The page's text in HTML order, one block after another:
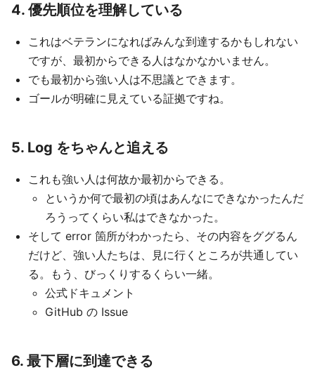
4. 優先順位を理解している
これはベテランになればみんな到達するかもしれない
ですが、最初からできる人はなかなかいません。
でも最初から強い人は不思議とできます。
ゴールが明確に見えている証拠ですね。
5. Log をちゃんと追える
これも強い人は何故か最初からできる。
というか何で最初の頃はあんなにできなかったんだ
ろうってくらい私はできなかった。
そして error 箇所がわかったら、その内容をググるん
だけど、強い人たちは、見に行くところが共通してい
る。もう、びっくりするくらい一緒。
公式ドキュメント
GitHub の Issue
6. 最下層に到達できる